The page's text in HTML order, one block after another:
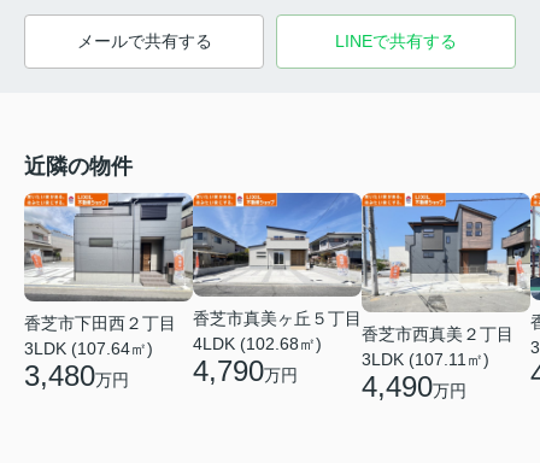
メールで共有する LINEで共有する
近隣の物件
香芝市下田西２丁目
3LDK (107.64㎡)
3,480万円
香芝市真美ヶ丘５丁目
4LDK (102.68㎡)
4,790万円
香芝市西真美２丁目
3LDK (107.11㎡)
4,490万円